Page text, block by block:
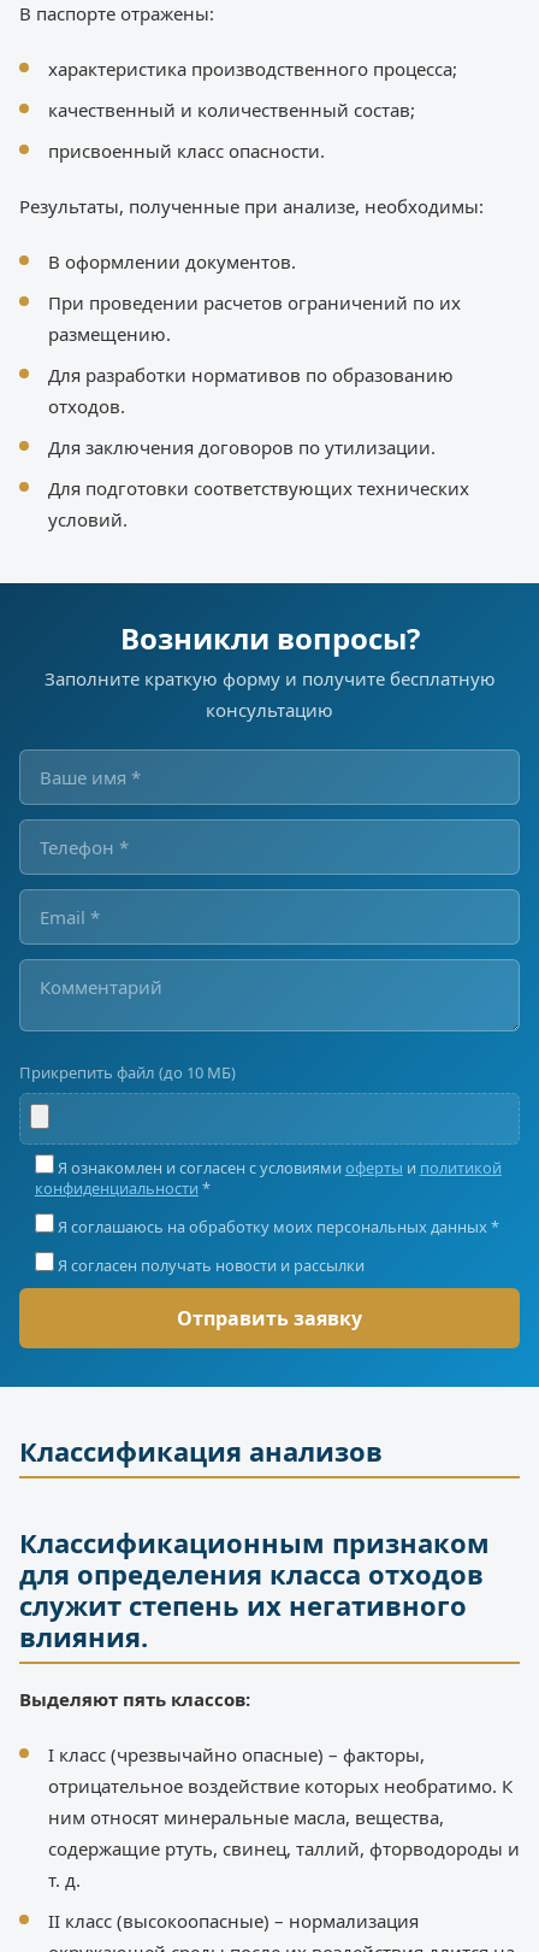
В паспорте отражены:
характеристика производственного процесса;
качественный и количественный состав;
присвоенный класс опасности.
Результаты, полученные при анализе, необходимы:
В оформлении документов.
При проведении расчетов ограничений по их
размещению.
Для разработки нормативов по образованию
отходов.
Для заключения договоров по утилизации.
Для подготовки соответствующих технических
условий.
Возникли вопросы?
Заполните краткую форму и получите бесплатную
консультацию
Прикрепить файл (до 10 МБ)
Я ознакомлен и согласен с условиями оферты и политикой
конфиденциальности *
Я соглашаюсь на обработку моих персональных данных *
Я согласен получать новости и рассылки
Классификация анализов
Классификационным признаком
для определения класса отходов
служит степень их негативного
влияния.
Выделяют пять классов:
I класс (чрезвычайно опасные) – факторы,
отрицательное воздействие которых необратимо. К
ним относят минеральные масла, вещества,
содержащие ртуть, свинец, таллий, фторводороды и
т. д.
II класс (высокоопасные) – нормализация